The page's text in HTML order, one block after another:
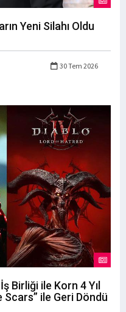
Yeni Silahı Oldu
30 Tem 2026
Birliği ile Korn 4 Yıl
ile Geri Döndü